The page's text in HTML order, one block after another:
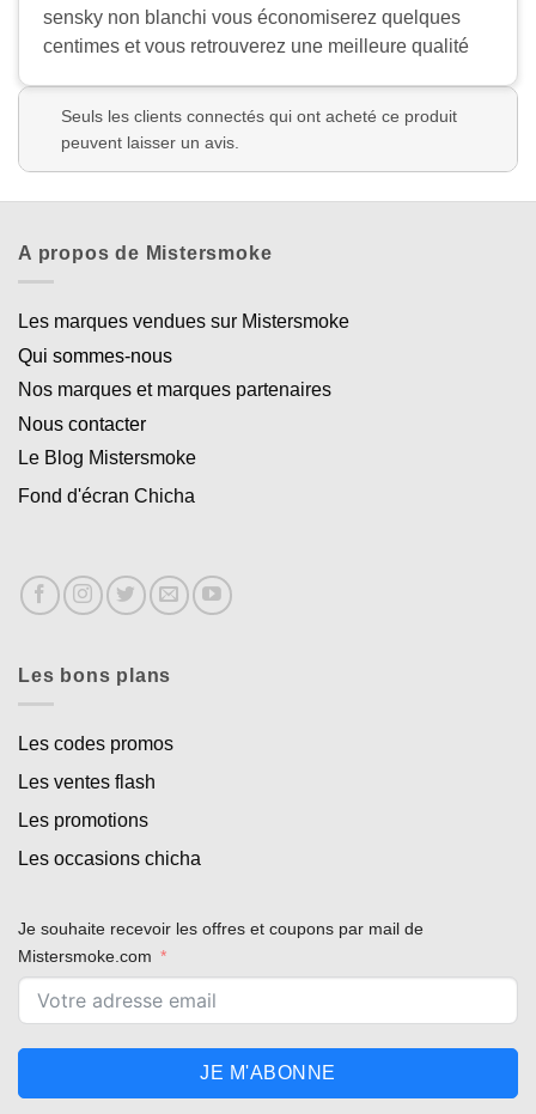
sensky non blanchi vous économiserez quelques
centimes et vous retrouverez une meilleure qualité
Seuls les clients connectés qui ont acheté ce produit
peuvent laisser un avis.
A propos de Mistersmoke
Les marques vendues sur Mistersmoke
Qui sommes-nous
Nos marques et marques partenaires
Nous contacter
Le Blog Mistersmoke
Fond d'écran Chicha
Les bons plans
Les codes promos
Les ventes flash
Les promotions
Les occasions chicha
Je souhaite recevoir les offres et coupons par mail de
Mistersmoke.com
JE M'ABONNE